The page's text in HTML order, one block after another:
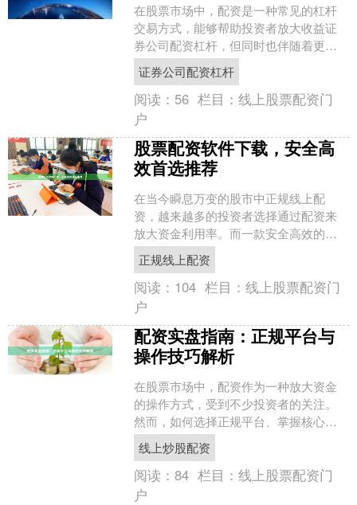
在股票市场中，配资是一种常见的杠杆
交易方式，能够帮助投资者放大收益证
券公司配资杠杆，但同时也伴随着更高
的风险。券商配资作为其中一种正规渠
道，其门槛和规则备受关注....
证券公司配资杠杆
阅读： 56 栏目：线上股票配资门
户
股票配资软件下载，安全高
效首选推荐
在当今瞬息万变的股市中正规线上配
资，越来越多的投资者选择通过配资来
放大资金利用率。而一款安全高效的配
资软件，无疑是您投资路上的得力助
手。本文将为您推荐几类值得信....
正规线上配资
阅读： 104 栏目：线上股票配资门
户
配资实盘指南：正规平台与
操作技巧解析
在股票市场中，配资作为一种放大资金
的操作方式，受到不少投资者的关注。
然而，如何选择正规平台、掌握核心操
作技巧，是决定投资成败的关键。本文
将为您解析配资实盘的核心....
线上炒股配资
阅读：84 栏目：线上股票配资门
户